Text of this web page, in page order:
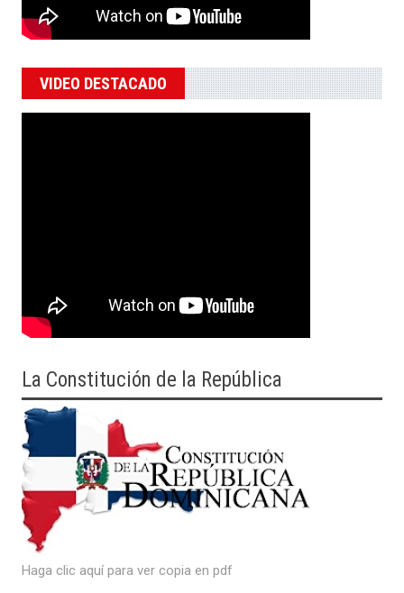
VIDEO DESTACADO
La Constitución de la República
Haga clic aquí para ver copia en pdf